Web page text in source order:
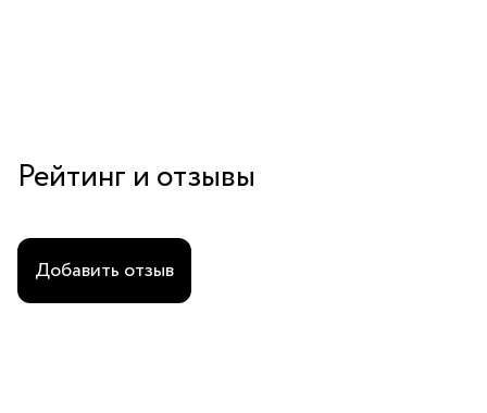
Рейтинг и отзывы
Добавить отзыв